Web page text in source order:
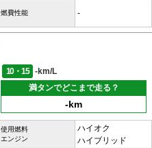
燃費性能 -
10・15
-km/L
満タンでどこまで走る？
-km
使用燃料
エンジン
ハイオク
ハイブリッド